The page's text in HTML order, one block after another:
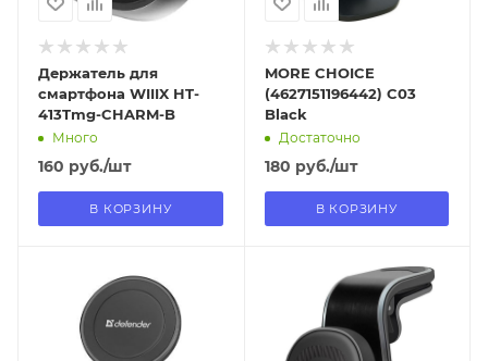
Держатель для
смартфона WIIIX HT-
413Tmg-CHARM-B
Много
160 руб./шт
В КОРЗИНУ
MORE CHOICE
(4627151196442) C03
Black
Достаточно
180 руб./шт
В КОРЗИНУ
13.08.2026
В наличии в пункте
самовывоза
13.08.2026
В наличии в пункте
самовывоза